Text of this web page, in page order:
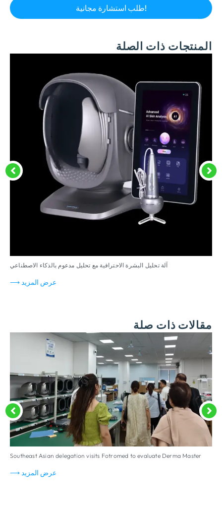
المنتجات ذات الصلة
آلة تحليل البشرة الاحترافية مع تحليل مدعوم بالذكاء الاصطناعي
عرض المزيد ⟶
مقالات ذات صلة
Southeast Asian delegation visits Fotromed to evaluate Derma Master
عرض المزيد ⟶